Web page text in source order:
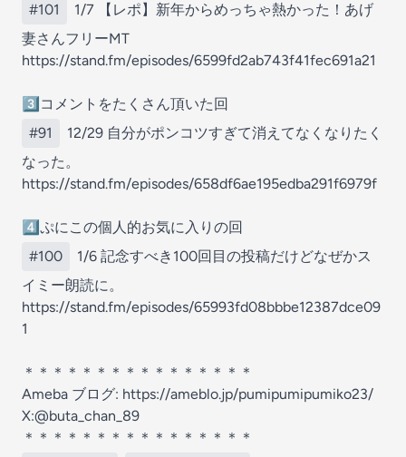
#101
1/7 【レポ】新年からめっちゃ熱かった！あげ
妻さんフリーMT
https://stand.fm/episodes/6599fd2ab743f41fec691a21
3️⃣コメントをたくさん頂いた回
#91
12/29 自分がポンコツすぎて消えてなくなりたく
なった。
https://stand.fm/episodes/658df6ae195edba291f6979f
4️⃣ぷにこの個人的お気に入りの回
#100
1/6 記念すべき100回目の投稿だけどなぜかス
イミー朗読に。
https://stand.fm/episodes/65993fd08bbbe12387dce09
1
＊＊＊＊＊＊＊＊＊＊＊＊＊＊＊＊
Ameba ブログ: https://ameblo.jp/pumipumipumiko23/
X:@buta_chan_89
＊＊＊＊＊＊＊＊＊＊＊＊＊＊＊＊